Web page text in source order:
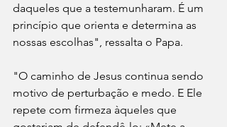
daqueles que a testemunharam. É um
princípio que orienta e determina as
nossas escolhas", ressalta o Papa.
"O caminho de Jesus continua sendo
motivo de perturbação e medo. E Ele
repete com firmeza àqueles que